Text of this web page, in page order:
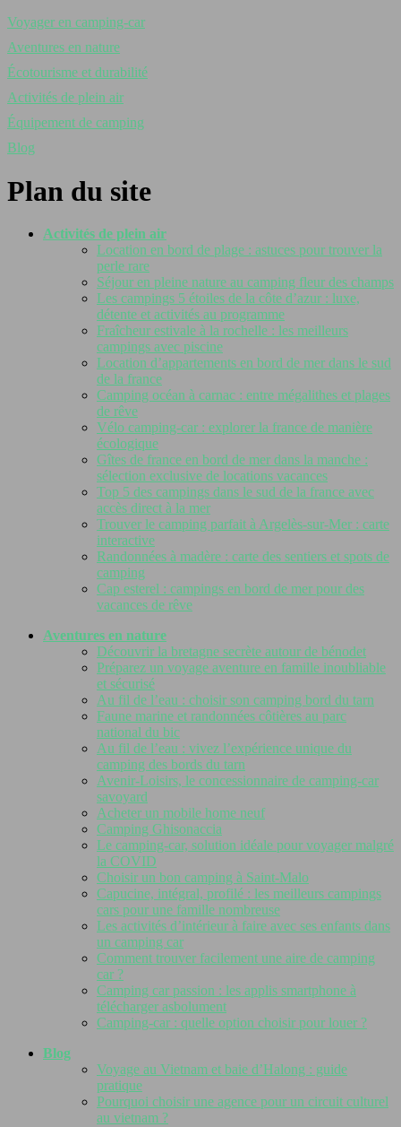
Voyager en camping-car
Aventures en nature
Écotourisme et durabilité
Activités de plein air
Équipement de camping
Blog
Plan du site
Activités de plein air
Location en bord de plage : astuces pour trouver la
perle rare
Séjour en pleine nature au camping fleur des champs
Les campings 5 étoiles de la côte d’azur : luxe,
détente et activités au programme
Fraîcheur estivale à la rochelle : les meilleurs
campings avec piscine
Location d’appartements en bord de mer dans le sud
de la france
Camping océan à carnac : entre mégalithes et plages
de rêve
Vélo camping-car : explorer la france de manière
écologique
Gîtes de france en bord de mer dans la manche :
sélection exclusive de locations vacances
Top 5 des campings dans le sud de la france avec
accès direct à la mer
Trouver le camping parfait à Argelès-sur-Mer : carte
interactive
Randonnées à madère : carte des sentiers et spots de
camping
Cap esterel : campings en bord de mer pour des
vacances de rêve
Aventures en nature
Découvrir la bretagne secrète autour de bénodet
Préparez un voyage aventure en famille inoubliable
et sécurisé
Au fil de l’eau : choisir son camping bord du tarn
Faune marine et randonnées côtières au parc
national du bic
Au fil de l’eau : vivez l’expérience unique du
camping des bords du tarn
Avenir-Loisirs, le concessionnaire de camping-car
savoyard
Acheter un mobile home neuf
Camping Ghisonaccia
Le camping-car, solution idéale pour voyager malgré
la COVID
Choisir un bon camping à Saint-Malo
Capucine, intégral, profilé : les meilleurs campings
cars pour une famille nombreuse
Les activités d’intérieur à faire avec ses enfants dans
un camping car
Comment trouver facilement une aire de camping
car ?
Camping car passion : les applis smartphone à
télécharger asbolument
Camping-car : quelle option choisir pour louer ?
Blog
Voyage au Vietnam et baie d’Halong : guide
pratique
Pourquoi choisir une agence pour un circuit culturel
au vietnam ?